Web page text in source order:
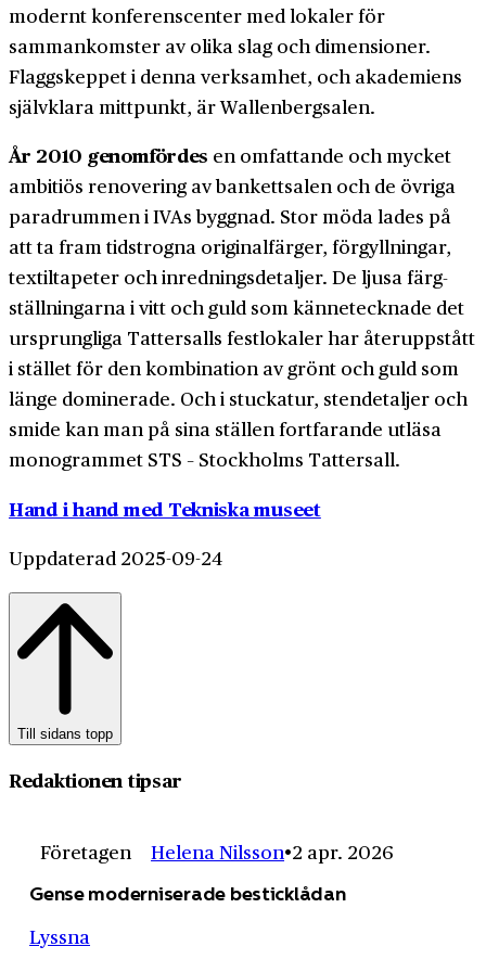
modernt konferens­center med lokaler för
sammankomster av olika slag och dimensioner.
Flaggskeppet i denna verksamhet, och akademiens
självklara mittpunkt, är Wallenbergsalen.
År 2010 genomfördes en omfattande och mycket
ambitiös renovering av bankettsalen och de övriga
paradrummen i IVAs byggnad. Stor möda lades på
att ta fram tidstrogna originalfärger, förgyllningar,
textiltapeter och inrednings­detaljer. De ljusa färg­
ställningarna i vitt och guld som känne­tecknade det
ursprungliga Tattersalls festlokaler har återuppstått
i stället för den kombination av grönt och guld som
länge dominerade. Och i stuckatur, stendetaljer och
smide kan man på sina ställen fortfarande utläsa
monogrammet STS – Stockholms Tattersall.
Hand i hand med Tekniska museet
Uppdaterad 2025-09-24
Till sidans topp
Redaktionen tipsar
Företagen Helena Nilsson 2 apr. 2026
Gense moderniserade besticklådan
Lyssna